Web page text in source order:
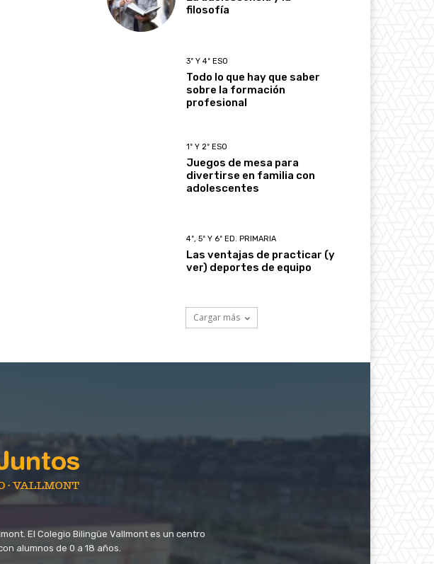
filosofía
3º Y 4º ESO
Todo lo que hay que saber
sobre la formación
profesional
1º Y 2º ESO
Juegos de mesa para
divertirse en familia con
adolescentes
4º, 5º Y 6º ED. PRIMARIA
Las ventajas de practicar (y
ver) deportes de equipo
Cargar más
El Colegio Bilingüe Vallmont es un centro
alumnos de 0 a 18 años.